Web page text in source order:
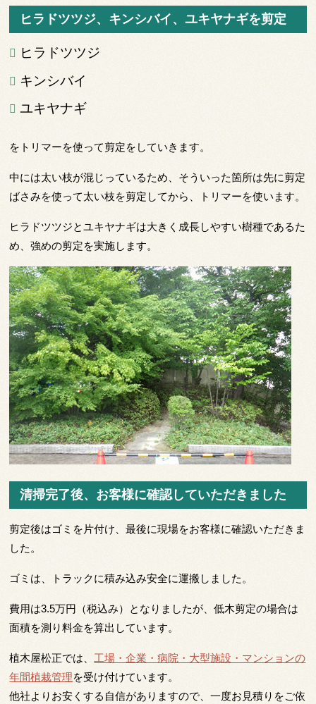
ヒラドツツジ、キンシバイ、ユキヤナギを剪定
ヒラドツツジ
キンシバイ
ユキヤナギ
をトリマーを使って剪定をしていきます。
中には太い枝が混じっているため、そういった箇所は先に剪定
ばさみを使って太い枝を剪定してから、トリマーを使います。
ヒラドツツジとユキヤナギは大きく成長しやすい樹種であるた
め、強めの剪定を実施します。
清掃完了後、お客様に確認していただきました
剪定後はゴミを片付け、最後に現場をお客様に確認いただきま
した。
ゴミは、トラックに積み込み安全に運搬しました。
費用は3.5万円（税込み）となりましたが、低木剪定の場合は
面積を測り料金を算出しています。
植木屋松正では、 工場・企業・病院・大型施設・マンションの
年間植栽管理を受け付けています。
他社よりお安くする自信がありますので、一度お見積りをご依